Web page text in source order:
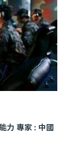
力 專家 : 中國